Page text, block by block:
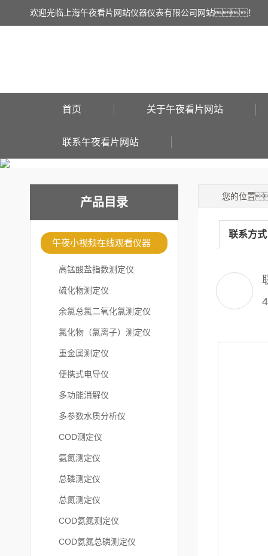
欢迎光临上海午夜看片网站仪器仪表有限公司网站！
首页 关于午夜看片网站
联系午夜看片网站
产品目录
午夜小视频在线观看仪器
高锰酸盐指数测定仪
硫化物测定仪
余氯总氯二氧化氯测定仪
氯化物（氯离子）测定仪
重金属测定仪
便携式电导仪
多功能消解仪
多参数水质分析仪
COD测定仪
氨氮测定仪
总磷测定仪
总氮测定仪
COD氨氮测定仪
COD氨氮总磷测定仪
您的位置
联系方式